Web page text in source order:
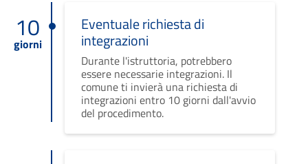
10
giorni
Eventuale richiesta di
integrazioni
Durante l'istruttoria, potrebbero
essere necessarie integrazioni. Il
comune ti invierà una richiesta di
integrazioni entro 10 giorni dall'avvio
del procedimento.